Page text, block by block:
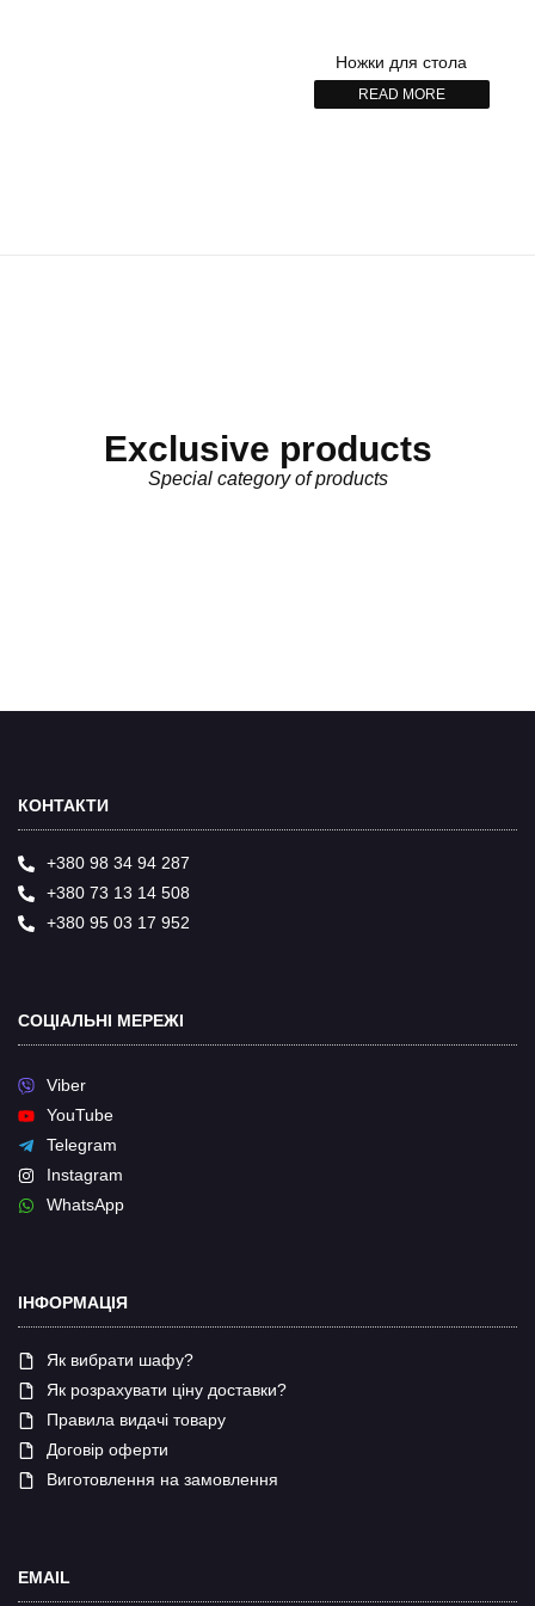
Ножки для стола
READ MORE
Exclusive products
Special category of products
КОНТАКТИ
+380 98 34 94 287
+380 73 13 14 508
+380 95 03 17 952
СОЦІАЛЬНІ МЕРЕЖІ
Viber
YouTube
Telegram
Instagram
WhatsApp
ІНФОРМАЦІЯ
Як вибрати шафу?
Як розрахувати ціну доставки?
Правила видачі товару
Договір оферти
Виготовлення на замовлення
EMAIL